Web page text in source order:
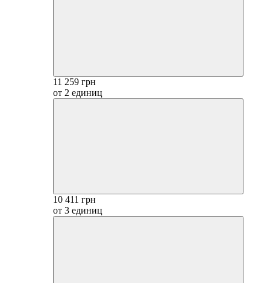
11 259 грн
от 2 единиц
10 411 грн
от 3 единиц